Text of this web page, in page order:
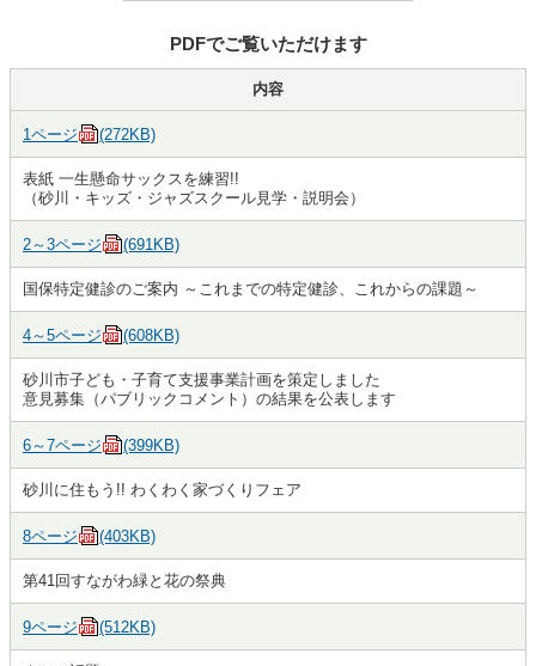
PDFでご覧いただけます
内容
1ページ (272KB)
表紙 一生懸命サックスを練習!!
（砂川・キッズ・ジャズスクール見学・説明会）
2～3ページ (691KB)
国保特定健診のご案内 ～これまでの特定健診、これからの課題～
4～5ページ (608KB)
砂川市子ども・子育て支援事業計画を策定しました
意見募集（パブリックコメント）の結果を公表します
6～7ページ (399KB)
砂川に住もう!! わくわく家づくりフェア
8ページ (403KB)
第41回すながわ緑と花の祭典
9ページ (512KB)